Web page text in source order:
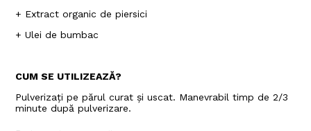
+ Extract organic de piersici
+ Ulei de bumbac
CUM SE UTILIZEAZĂ?
Pulverizați pe părul curat și uscat. Manevrabil timp de 2/3
minute după pulverizare.